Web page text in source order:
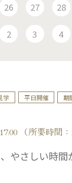
26 27 28
2 3 4
学 平日開催
期
（所要時間：
やさしい時